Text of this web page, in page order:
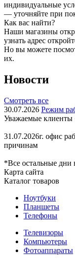
индивидуальные
— уточняйте при
Как вас найти?
Наши магазины
узнать адрес
Но вы можете
их.
Новости
Смотреть все
30.07.2026 Режим
Уважаемые клиенты
31.07.2026г. офис
причинам
*Все остальные
Карта сайта
Каталог товаров
Ноутбуки
Планшеты
Телефоны
Телевизоры
Компьютеры
Фотоаппараты